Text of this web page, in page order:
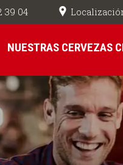
39 04
NUESTRAS CERVEZAS